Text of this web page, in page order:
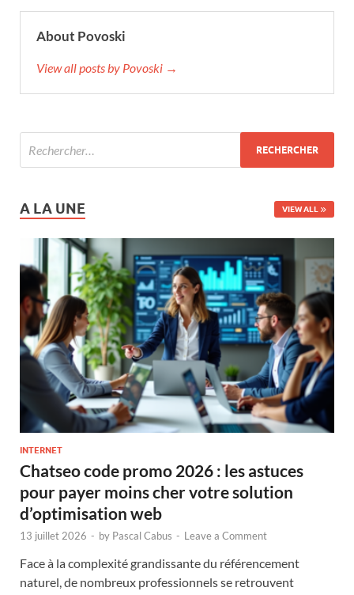
About Povoski
View all posts by Povoski →
A LA UNE VIEW ALL
INTERNET
Chatseo code promo 2026 : les astuces
pour payer moins cher votre solution
d’optimisation web
13 juillet 2026 - by Pascal Cabus - Leave a Comment
Face à la complexité grandissante du référencement
naturel, de nombreux professionnels se retrouvent